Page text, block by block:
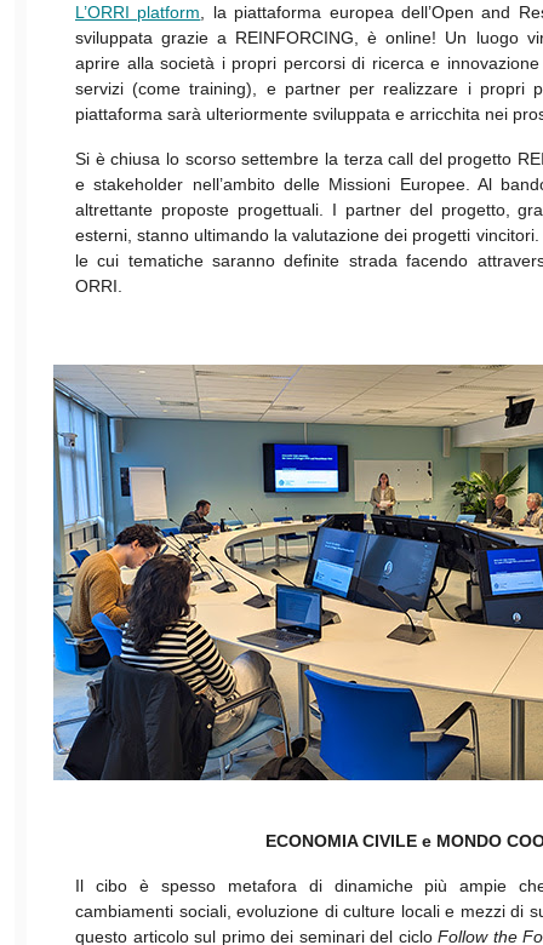
L’ORRI platform , la piattaforma europea dell’Open and
sviluppata grazie a REINFORCING, è online! Un luogo
aprire alla società i propri percorsi di ricerca e
servizi (come training), e partner per realizzare i propri
piattaforma sarà ulteriormente sviluppata e arricchita nei
Si è chiusa lo scorso settembre la terza call del progetto
e stakeholder nell’ambito delle Missioni Europee. Al
altrettante proposte progettuali. I partner del progetto,
esterni, stanno ultimando la valutazione dei progetti vincitori.
le cui tematiche saranno definite strada facendo
ORRI.
ECONOMIA CIVILE e MONDO
Il cibo è spesso metafora di dinamiche più ampie
cambiamenti sociali, evoluzione di culture locali e mezzi di
questo articolo sul primo dei seminari del ciclo Follow the